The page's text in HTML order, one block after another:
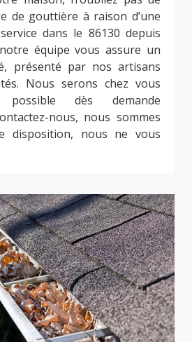
de gouttière à raison d’une
dans le 86130 depuis
équipe vous assure un
présenté par nos artisans
Nous serons chez vous
dès demande
nous, nous sommes
disposition, nous ne vous